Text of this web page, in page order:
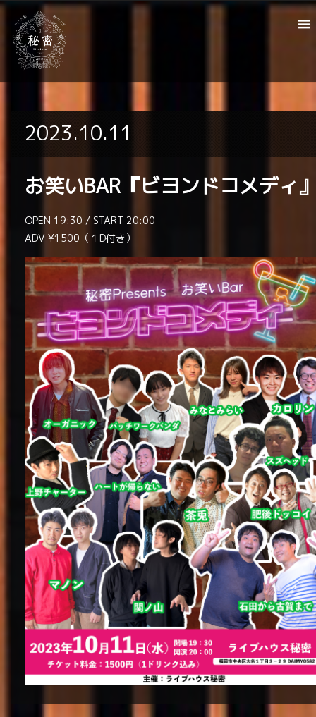
2023.10.11
お笑いBAR『ビヨンドコメディ
OPEN 19:30 / START 20:00
ADV ¥1500（１D付き）